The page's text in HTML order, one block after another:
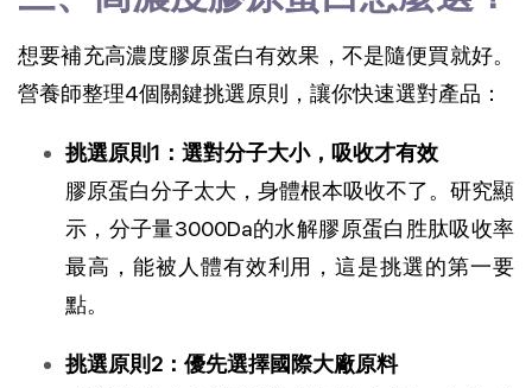
想要補充高濃度膠原蛋白有效果，不是隨便買就好。
營養師整理4個關鍵挑選原則，讓你快速選對產品：
挑選原則1：選對分子大小，吸收才有效
膠原蛋白分子太大，身體根本吸收不了。研究顯
示，分子量3000Da的水解膠原蛋白胜肽吸收率
最高，能被人體有效利用，這是挑選的第一要
點。
挑選原則2：優先選擇國際大廠原料